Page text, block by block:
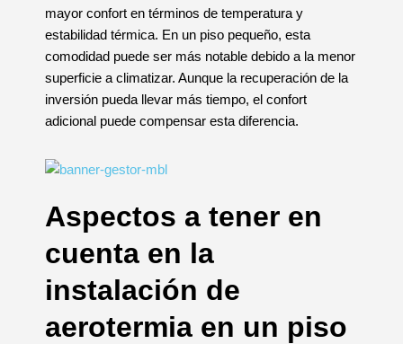
mayor confort en términos de temperatura y
estabilidad térmica. En un piso pequeño, esta
comodidad puede ser más notable debido a la menor
superficie a climatizar. Aunque la recuperación de la
inversión pueda llevar más tiempo, el confort
adicional puede compensar esta diferencia.
Aspectos a tener en
cuenta en la
instalación de
aerotermia en un piso